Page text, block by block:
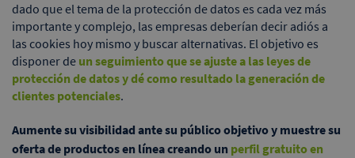
dado que el tema de la protección de datos es cada vez más
importante y complejo, las empresas deberían decir adiós a
las cookies hoy mismo y buscar alternativas. El objetivo es
disponer de un seguimiento que se ajuste a las leyes de
protección de datos y dé como resultado la generación de
clientes potenciales.
Aumente su visibilidad ante su público objetivo y muestre su
oferta de productos en línea creando un perfil gratuito en